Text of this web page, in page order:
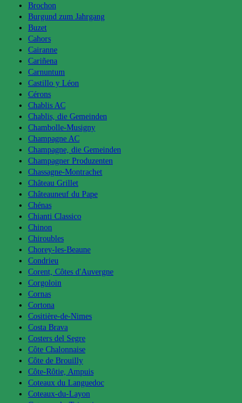
Brochon
Burgund zum Jahrgang
Buzet
Cahors
Cairanne
Cariñena
Carnuntum
Castillo y Léon
Cérons
Chablis AC
Chablis, die Gemeinden
Chambolle-Musigny
Champagne AC
Champagne, die Gemeinden
Champagner Produzenten
Chassagne-Montrachet
Château Grillet
Châteauneuf du Pape
Chénas
Chianti Classico
Chinon
Chiroubles
Chorey-les-Beaune
Condrieu
Corent, Côtes d'Auvergne
Corgoloin
Cornas
Cortona
Cositière-de-Nimes
Costa Brava
Costers del Segre
Côte Chalonnaise
Côte de Brouilly
Côte-Rôtie, Ampuis
Coteaux du Languedoc
Coteaux-du-Layon